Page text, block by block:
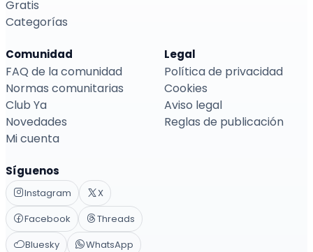
Gratis
Categorías
Comunidad
FAQ de la comunidad
Normas comunitarias
Club Ya
Novedades
Mi cuenta
Legal
Política de privacidad
Cookies
Aviso legal
Reglas de publicación
Síguenos
Instagram
X
Facebook
Threads
Bluesky
WhatsApp